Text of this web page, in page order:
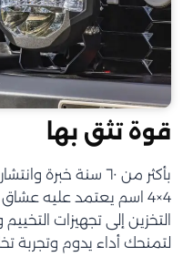
قوة تثق بها
4×4 اسم يعتمد عليه
التخزين إلى تجهيزات
لتمنحك أداء يدوم وتجربة